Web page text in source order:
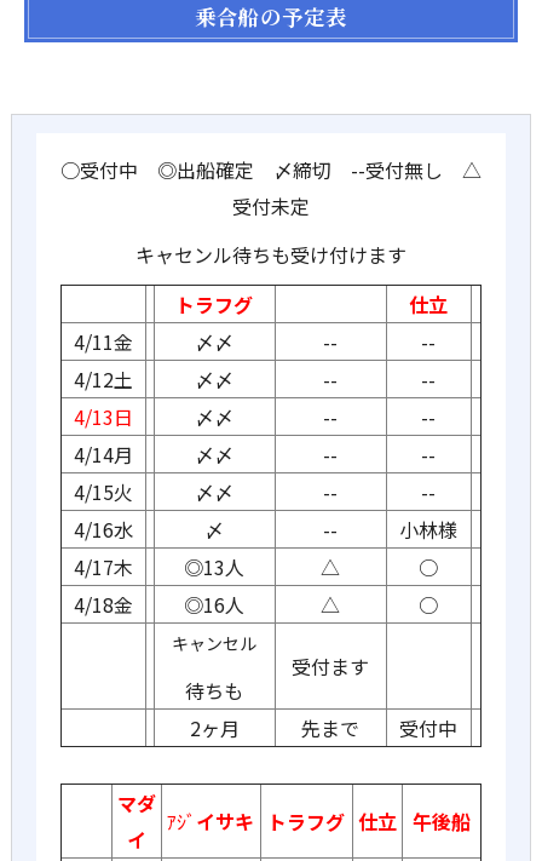
乗合船の予定表
○受付中 ◎出船確定 〆締切 --受付無し △
受付未定
キャセンル待ちも受け付けます
トラフグ
仕立
4/11金
〆〆 --
--
4/12土
〆〆 --
--
4/13日
〆〆 --
--
4/14月
〆〆 --
--
4/15火
〆〆 --
--
4/16水
〆 --
小林様
4/17木
◎13人 △
○
4/18金
◎16人 △ ○
キャンセル
待ちも
受付ます
2ヶ月 先まで 受付中
マダ
イ
ｱｼﾞ イサキ トラフグ 仕立 午後船